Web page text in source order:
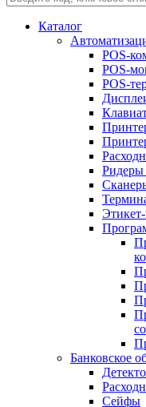
Каталог
POS-
POS-
POS-
Ридеры
Банковское
Сейфы